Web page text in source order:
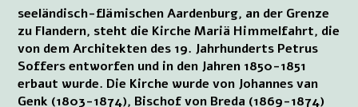
seeländisch-flämischen Aardenburg, an der Grenze
zu Flandern, steht die Kirche Mariä Himmelfahrt, die
von dem Architekten des 19. Jahrhunderts Petrus
Soffers entworfen und in den Jahren 1850-1851
erbaut wurde. Die Kirche wurde von Johannes van
Genk (1803-1874), Bischof von Breda (1869-1874)